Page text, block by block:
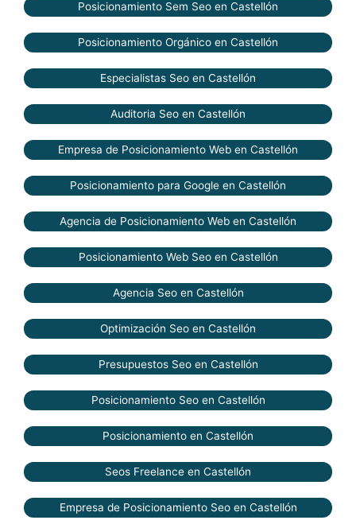
Posicionamiento Sem Seo en Castellón
Posicionamiento Orgánico en Castellón
Especialistas Seo en Castellón
Auditoria Seo en Castellón
Empresa de Posicionamiento Web en Castellón
Posicionamiento para Google en Castellón
Agencia de Posicionamiento Web en Castellón
Posicionamiento Web Seo en Castellón
Agencia Seo en Castellón
Optimización Seo en Castellón
Presupuestos Seo en Castellón
Posicionamiento Seo en Castellón
Posicionamiento en Castellón
Seos Freelance en Castellón
Empresa de Posicionamiento Seo en Castellón